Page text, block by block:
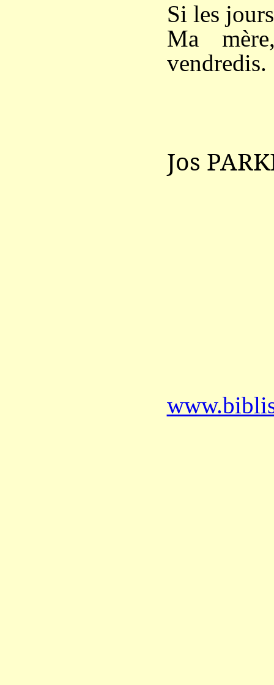
Si les
Ma
vendredis.
Jos